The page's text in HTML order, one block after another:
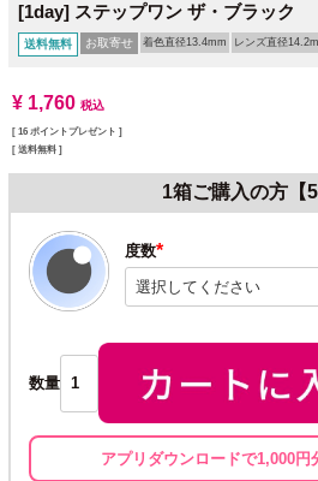
[1day] ステップワン ザ・ブラック
送料無料 お取寄せ 着色直径13.4mm レンズ直径
¥ 1,760 税込
[ 16 ポイントプレゼント ]
送料無料
1箱ご購入の方【5
度数
(必
須)
数量
アプリダウンロードで1,000円